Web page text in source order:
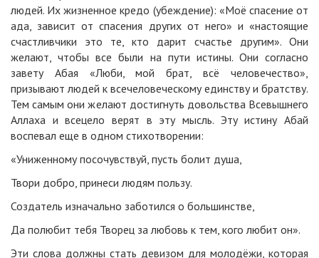
людей. Их жизненное кредо (убеждение): «Моё спасение от
ада, зависит от спасения других от него» и «настоящие
счастливчики это те, кто дарит счастье другим». Они
желают, чтобы все были на пути истины. Они согласно
завету Абая «Люби, мой брат, всё человечество»,
призывают людей к всечеловеческому единству и братству.
Тем самым они желают достигнуть довольства Всевышнего
Аллаха и всецело верят в эту мысль. Эту истину Абай
воспевал еще в одном стихотворении:
«Униженному посочувствуй, пусть болит душа,
Твори добро, принеси людям пользу.
Создатель изначально заботился о большинстве,
Да полюбит тебя Творец за любовь к тем, кого любит он».
Эти слова должны стать девизом для молодёжи, которая